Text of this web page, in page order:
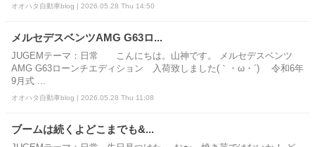
オオハタ自動車blog | 2026.05.28 Thu 14:50
メルセデスベンツAMG G63ロ...
JUGEMテーマ：日常 こんにちは。山神です。 メルセデスベンツ
AMG G63ローンチエディション 入荷致しました(｀・ω・´)ゞ 令和6年
9月式 ...
オオハタ自動車blog | 2026.05.28 Thu 11:08
ブームは続くよどこまでも&...